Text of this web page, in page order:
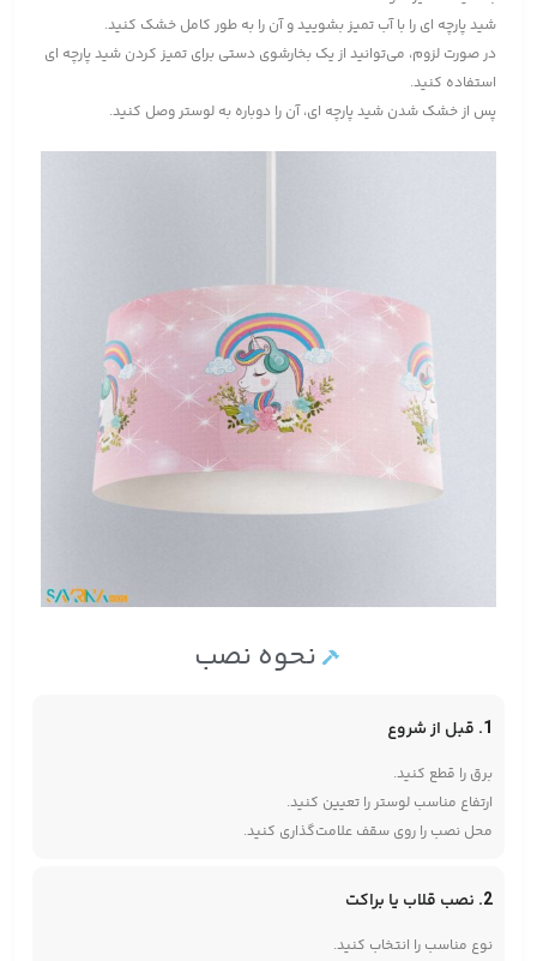
شید پارچه ای را با آب تمیز بشویید و آن را به طور کامل خشک کنید.
در صورت لزوم، می‌توانید از یک بخارشوی دستی برای تمیز کردن شید پارچه ای
استفاده کنید.
پس از خشک شدن شید پارچه ای، آن را دوباره به لوستر وصل کنید.
نحوه نصب
1. قبل از شروع
برق را قطع کنید.
ارتفاع مناسب لوستر را تعیین کنید.
محل نصب را روی سقف علامت‌گذاری کنید.
2. نصب قلاب یا براکت
نوع مناسب را انتخاب کنید.